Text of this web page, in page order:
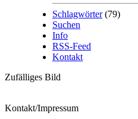
Schlagwörter(79)
Suchen
Info
RSS-Feed
Kontakt
Zufälliges Bild
Kontakt/Impressum